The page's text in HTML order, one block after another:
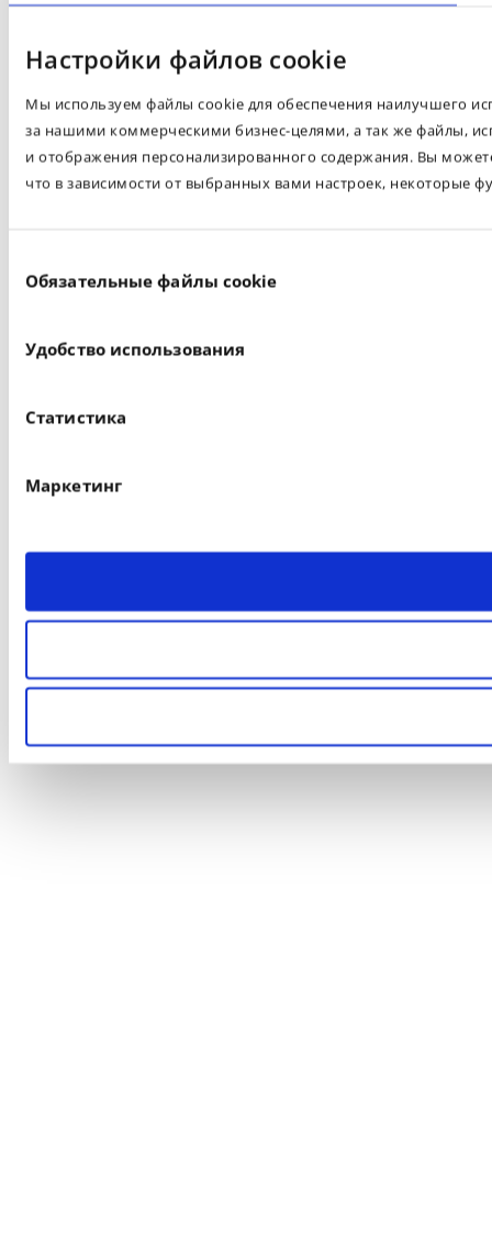
Настройки файлов cookie
Мы используем файлы cookie для обеспечения наилучшего
за нашими коммерческими бизнес-целями, а так же файлы,
и отображения персонализированного содержания. Вы
что в зависимости от выбранных вами настроек, некоторые
согласия
Обязательные файлы cookie
Удобство использования
Статистика
Маркетинг